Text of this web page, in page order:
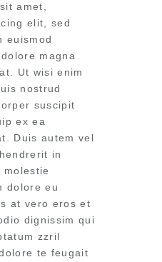
amet,
elit, sed
euismod
magna
Ut wisi enim
nostrud
suscipit
ex ea
Duis autem vel
in
dolore eu
at vero eros et
dignissim qui
zzril
te feugait